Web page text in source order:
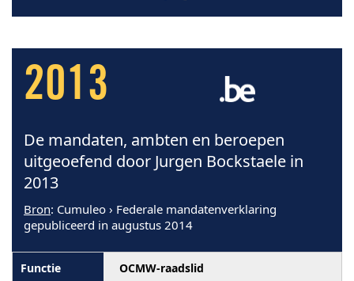
2013
De mandaten, ambten en beroepen
uitgeoefend door Jurgen Bockstaele in
2013
Bron: Cumuleo › Federale mandatenverklaring
gepubliceerd in augustus 2014
OCMW-raadslid